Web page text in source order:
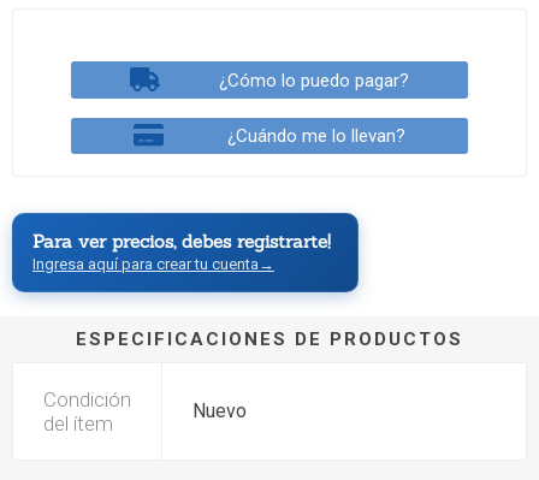
¿Cómo lo puedo pagar?
¿Cuándo me lo llevan?
Para ver precios, debes registrarte!
Ingresa aquí para crear tu cuenta →
ESPECIFICACIONES DE PRODUCTOS
Condición
del ítem
Nuevo